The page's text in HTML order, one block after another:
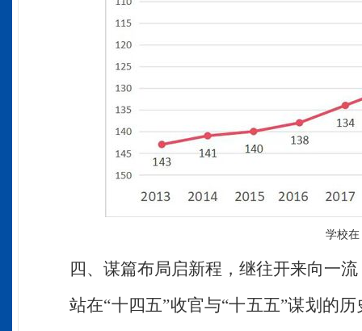
学校
四、谋篇布局启新程，继往开来向一流
站在“十四五”收官与“十五五”谋划的